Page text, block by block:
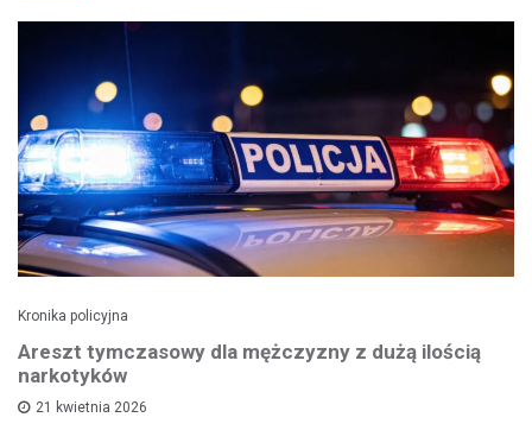
Kronika policyjna
Areszt tymczasowy dla mężczyzny z dużą ilością
narkotyków
21 kwietnia 2026